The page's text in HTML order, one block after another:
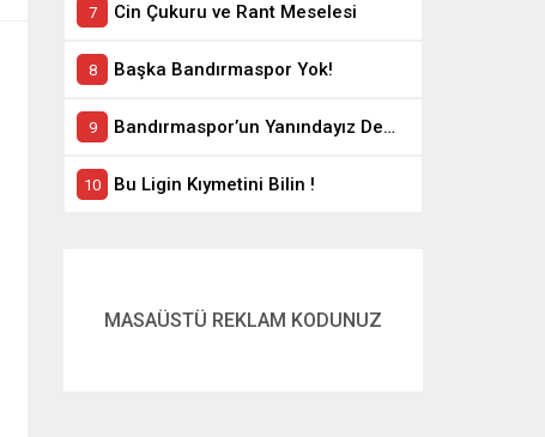
Cin Çukuru ve Rant Meselesi
Başka Bandırmaspor Yok!
Bandırmaspor’un Yanındayız Demekle Olmuyor!
Bu Ligin Kıymetini Bilin !
MASAÜSTÜ REKLAM KODUNUZ